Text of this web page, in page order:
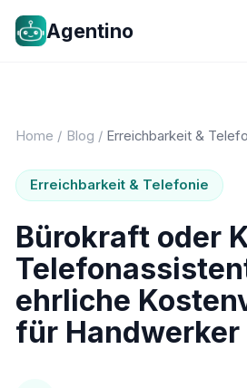
Agentino
Home / Blog / Erreichbarkeit &
Erreichbarkeit & Telefonie
Bürokraft oder
ehrliche
für Handwerker